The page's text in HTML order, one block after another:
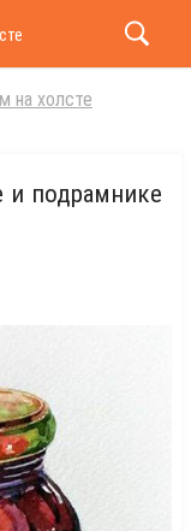
и подрамнике 40х50
на холсте
и подрамнике